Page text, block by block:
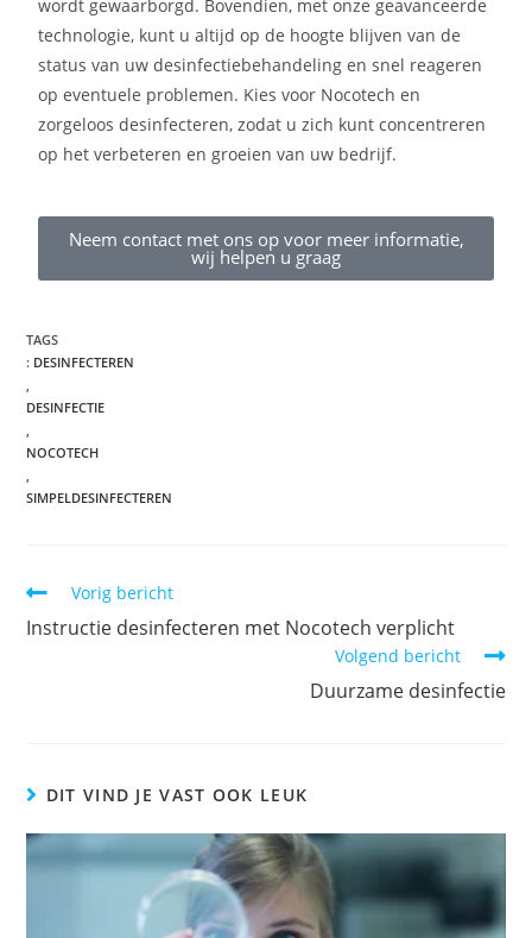
wordt gewaarborgd. Bovendien, met onze geavanceerde
technologie, kunt u altijd op de hoogte blijven van de
status van uw desinfectiebehandeling en snel reageren
op eventuele problemen. Kies voor Nocotech en
zorgeloos desinfecteren, zodat u zich kunt concentreren
op het verbeteren en groeien van uw bedrijf.
Neem contact met ons op voor meer informatie,
wij helpen u graag
TAGS
: DESINFECTEREN
DESINFECTIE
NOCOTECH
SIMPELDESINFECTEREN
Vorig bericht
Instructie desinfecteren met Nocotech verplicht
Volgend bericht
Duurzame desinfectie
DIT VIND JE VAST OOK LEUK